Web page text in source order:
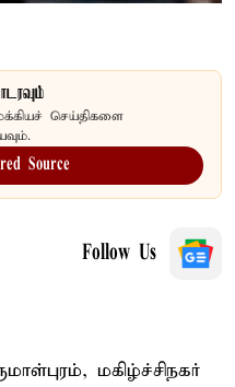
செய்திகளை
Source
Follow Us
மகிழ்ச்சிநகர்